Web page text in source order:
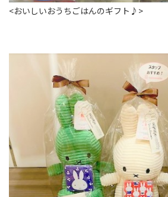
<おいしいおうちごはんのギフト♪>